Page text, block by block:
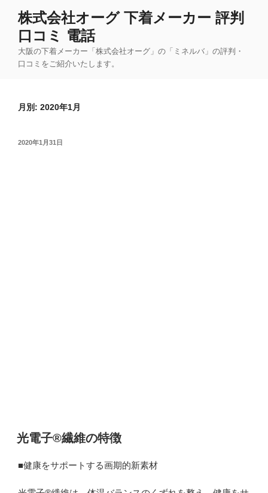
株式会社オーグ 下着メーカー 評判
口コミ 電話
大阪の下着メーカー「株式会社オーグ」の「ミネルバ」の評判・
口コミをご紹介いたします。
月別: 2020年1月
投
2020年1月31日
光電子®繊維の特徴
■健康をサポートする画期的新素材